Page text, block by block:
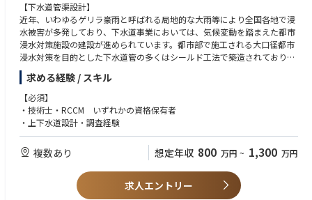
【下水道管渠設計】
近年、いわゆるゲリラ豪雨と呼ばれる局地的な大雨等により全国各地で浸
水被害が多発しており、下水道事業においては、気候変動を踏まえた都市
浸水対策施設の建設が進められています。都市部で施工される大口径都市
浸水対策を目的とした下水道管の多くはシールド工法で築造されており、
近年の地下利用状況に連動して大深度で計画される事が増えています。下
水道管渠工事は、一般的に大部分が市街地道路内での施工となるため、道
路交通や周辺環境等への影響、あるいは輻輳した地下埋設物道路橋基礎と
の近接施工など、厳しい制約条件の中で行われています。そのことから、
経済性・施工性・維持管理性それぞれの観点を考え設計を行います。
※中途採用募集要項という冊子を準備しておりますので、選考時にお渡し
させて頂きます。
求める経験 / スキル
【必須】
・技術士・RCCM いずれかの資格保有者
・上下水道設計・調査経験
複数あり 想定年収 800 万円 ~ 1,300 万円
求人エントリー